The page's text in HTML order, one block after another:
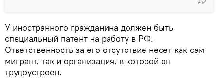
У иностранного гражданина должен быть
специальный патент на работу в РФ.
Ответственность за его отсутствие несет как сам
мигрант, так и организация, в которой он
трудоустроен.